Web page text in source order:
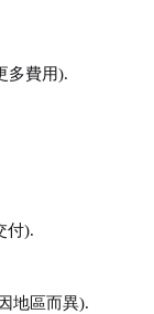
多費用).
付).
地區而異).